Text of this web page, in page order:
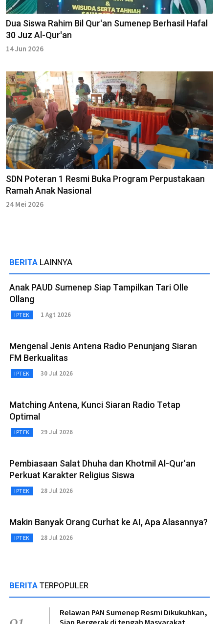
Dua Siswa Rahim Bil Qur'an Sumenep Berhasil Hafal
30 Juz Al-Qur'an
14 Jun 2026
SDN Poteran 1 Resmi Buka Program Perpustakaan
Ramah Anak Nasional
24 Mei 2026
BERITA LAINNYA
Anak PAUD Sumenep Siap Tampilkan Tari Olle
Ollang
IPTEK 1 Agt 2026
Mengenal Jenis Antena Radio Penunjang Siaran
FM Berkualitas
IPTEK 30 Jul 2026
Matching Antena, Kunci Siaran Radio Tetap
Optimal
IPTEK 29 Jul 2026
Pembiasaan Salat Dhuha dan Khotmil Al-Qur'an
Perkuat Karakter Religius Siswa
IPTEK 28 Jul 2026
Makin Banyak Orang Curhat ke AI, Apa Alasannya?
IPTEK 28 Jul 2026
BERITA TERPOPULER
Relawan PAN Sumenep Resmi Dikukuhkan,
Siap Bergerak di tengah Masyarakat